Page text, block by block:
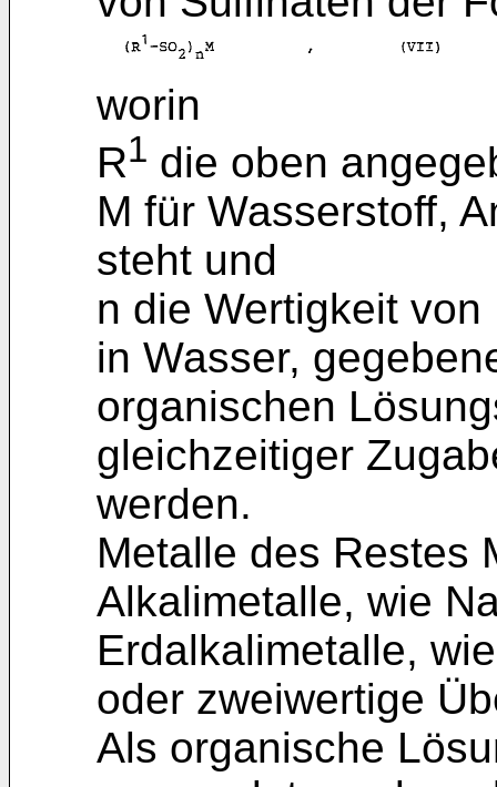
worin
R1 die oben
M für Wasserstoff,
steht und
n die Wertigkeit von
in Wasser,
organischen
gleichzeitiger
werden.
Metalle des Restes
Alkalimetalle, wie
Erdalkalimetalle,
oder zweiwertige
Als organische